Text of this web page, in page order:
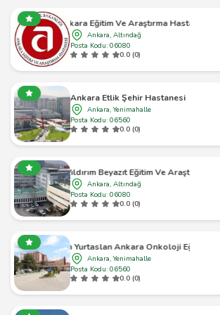
Ankara Eğitim Ve Araştırma Hastanesi
Ankara, Altındağ
Posta Kodu: 06080
0.0 (0)
Ankara Etlik Şehir Hastanesi
Ankara, Yenimahalle
Posta Kodu: 06560
0.0 (0)
Yıldırım Beyazıt Eğitim Ve Araştırma Hastanesi
Ankara, Altındağ
Posta Kodu: 06080
0.0 (0)
Ankara Onkoloji Eğitim Ve Araştırma Hastanesi
Ankara, Yenimahalle
Posta Kodu: 06560
0.0 (0)